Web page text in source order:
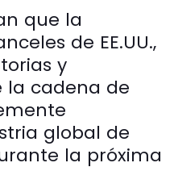
que la
de EE.UU.,
y
la cadena de
global de
la próxima